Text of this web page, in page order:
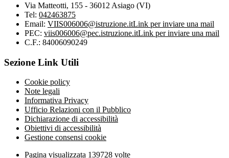
Via Matteotti, 155 - 36012 Asiago (VI)
Tel: 042463875
Email: VIIS006006@istruzione.itLink per inviare una mail
PEC: viis006006@pec.istruzione.itLink per inviare una mail
C.F.: 84006090249
Sezione Link Utili
Cookie policy
Note legali
Informativa Privacy
Ufficio Relazioni con il Pubblico
Dichiarazione di accessibilità
Obiettivi di accessibilità
Gestione consensi cookie
Pagina visualizzata 139728 volte